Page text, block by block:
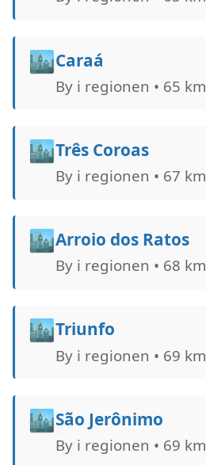
🏙️Caraá
By i regionen • 65 km
🏙️Três Coroas
By i regionen • 67 km
🏙️Arroio dos Ratos
By i regionen • 68 km
🏙️Triunfo
By i regionen • 69 km
🏙️São Jerônimo
By i regionen • 69 km